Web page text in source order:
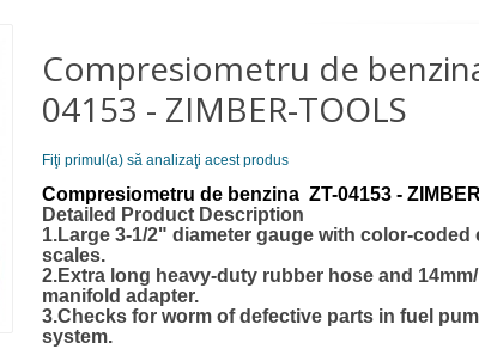
Compresiometru de
04153 - ZIMBER-TOOLS
Fiţi primul(a) să analizaţi acest produs
Compresiometru de benzina ZT-04153 -
Detailed Product Description
1.Large 3-1/2" diameter gauge with color-coded
scales.
2.Extra long heavy-duty rubber hose and
manifold adapter.
3.Checks for worm of defective parts in fuel
system.